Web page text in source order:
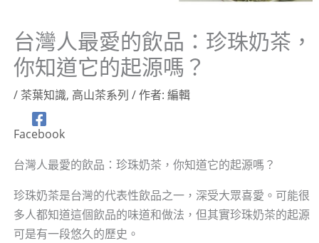
台灣人最愛的飲品：珍珠奶茶，
你知道它的起源嗎？
/ 茶葉知識, 高山茶系列 / 作者: 編輯
Facebook
台灣人最愛的飲品：珍珠奶茶，你知道它的起源嗎？
珍珠奶茶是台灣的代表性飲品之一，深受大眾喜愛。可能很
多人都知道這個飲品的味道和做法，但其實珍珠奶茶的起源
可是有一段悠久的歷史。